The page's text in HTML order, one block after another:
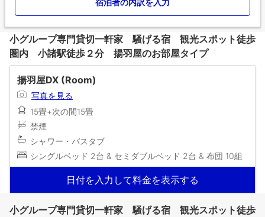
小グループ専門貸切一軒家 騒げる宿 観光スポット徒歩
圏内 小諸駅徒歩２分 揚羽屋のお部屋タイプ
揚羽屋DX (Room)
写真を見る
15畳+次の間15畳
禁煙
シャワー・バスタブ
シングルベッド 2台 & セミダブルベッド 2台 & 布団 10組
日付を入力して料金を表示する
小グループ専門貸切一軒家 騒げる宿 観光スポット徒歩